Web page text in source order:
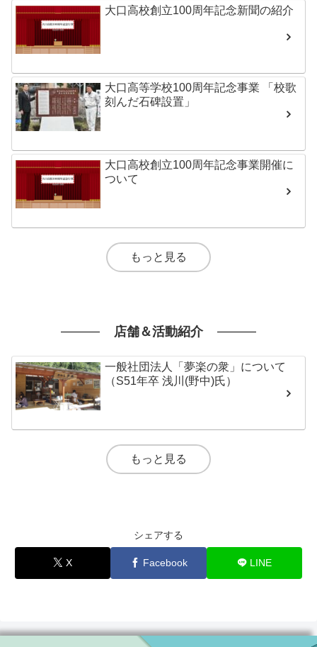
大口高校創立100周年記念新聞の紹介
大口高等学校100周年記念事業 「校歌
刻んだ石碑設置」
大口高校創立100周年記念事業開催に
ついて
もっと見る
店舗＆活動紹介
一般社団法人「夢楽の衆」について
（S51年卒 浅川(野中)氏）
もっと見る
シェアする
X Facebook LINE